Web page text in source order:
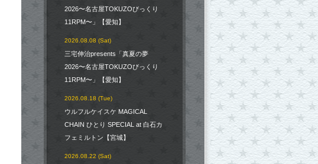
2026〜名古屋TOKUZOびっくり
11RPM〜」【愛知】
2026.08.08 (Sat)
三宅伸治presents「真夏の夢
2026〜名古屋TOKUZOびっくり
11RPM〜」【愛知】
2026.08.18 (Tue)
ウルフルケイスケ MAGICAL
CHAIN ひとり SPECIAL at 白石カ
フェミルトン【宮城】
2026.08.22 (Sat)